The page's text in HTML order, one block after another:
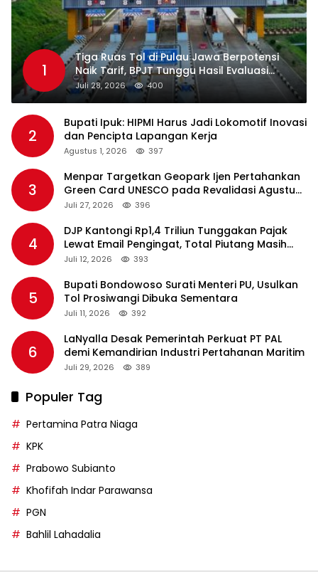
1
Tiga Ruas Tol di Pulau Jawa Berpotensi
Naik Tarif, BPJT Tunggu Hasil Evaluasi
Standar Pelayanan
Juli 28, 2026 400
2
Bupati Ipuk: HIPMI Harus Jadi Lokomotif Inovasi
dan Pencipta Lapangan Kerja
Agustus 1, 2026 397
3
Menpar Targetkan Geopark Ijen Pertahankan
Green Card UNESCO pada Revalidasi Agustus
2026
Juli 27, 2026 396
4
DJP Kantongi Rp1,4 Triliun Tunggakan Pajak
Lewat Email Pengingat, Total Piutang Masih
Rp36 Triliun
Juli 12, 2026 393
5
Bupati Bondowoso Surati Menteri PU, Usulkan
Tol Prosiwangi Dibuka Sementara
Juli 11, 2026 392
6
LaNyalla Desak Pemerintah Perkuat PT PAL
demi Kemandirian Industri Pertahanan Maritim
Juli 29, 2026 389
Populer Tag
Pertamina Patra Niaga
KPK
Prabowo Subianto
Khofifah Indar Parawansa
PGN
Bahlil Lahadalia